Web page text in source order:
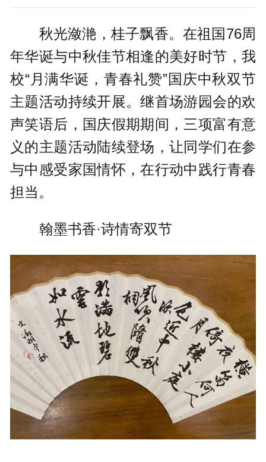
秋光潋滟，桂子飘香。在祖国76周
年华诞与中秋佳节相逢的美好时节，我
校“月满华诞，青春礼赞”国庆中秋双节
主题活动持续开展。继首场游园会的欢
声笑语后，国庆假期期间，三项富有意
义的主题活动陆续登场，让同学们在参
与中感受家国情怀，在行动中践行青春
担当。
翰墨书香·诗情寄双节